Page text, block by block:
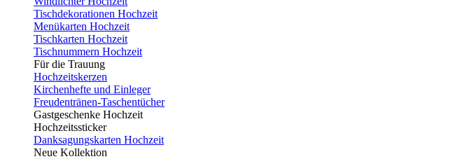
Tischdekorationen Hochzeit
Menükarten Hochzeit
Tischkarten Hochzeit
Tischnummern Hochzeit
Für die Trauung
Hochzeitskerzen
Kirchenhefte und Einleger
Freudentränen-Taschentücher
Gastgeschenke Hochzeit
Hochzeitssticker
Danksagungskarten Hochzeit
Neue Kollektion